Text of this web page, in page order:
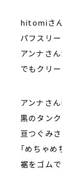
hitomiさん
パフスリ
アンナさ
でもクリ
アンナさ
黒のタン
亘つぐみ
「めちゃ
裾をゴム